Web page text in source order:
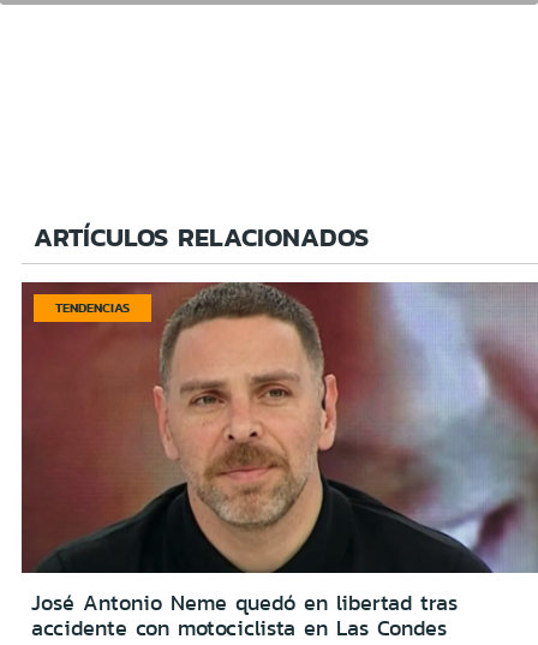
ARTÍCULOS RELACIONADOS
TENDENCIAS
José Antonio Neme quedó en libertad tras
accidente con motociclista en Las Condes